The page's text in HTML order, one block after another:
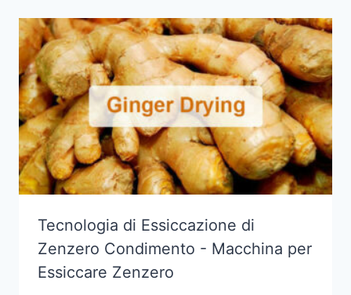
Tecnologia di Essiccazione di
Zenzero Condimento - Macchina per
Essiccare Zenzero